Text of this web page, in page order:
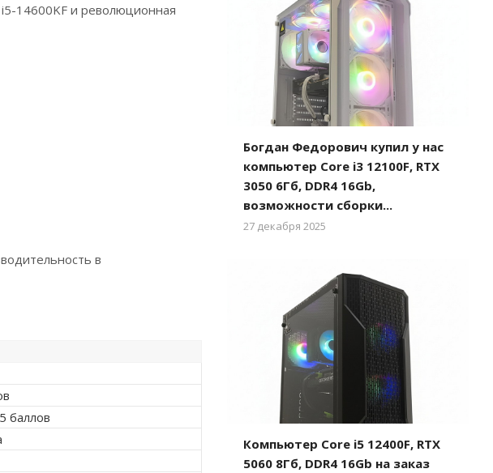
14600KF и революционная
в
баллов
Богдан Федорович купил у нас
компьютер Core i3 12100F, RTX
3050 6Гб, DDR4 16Gb,
возможности сборки...
27 декабря 2025
Компьютер Core i5 12400F, RTX
5060 8Гб, DDR4 16Gb на заказ